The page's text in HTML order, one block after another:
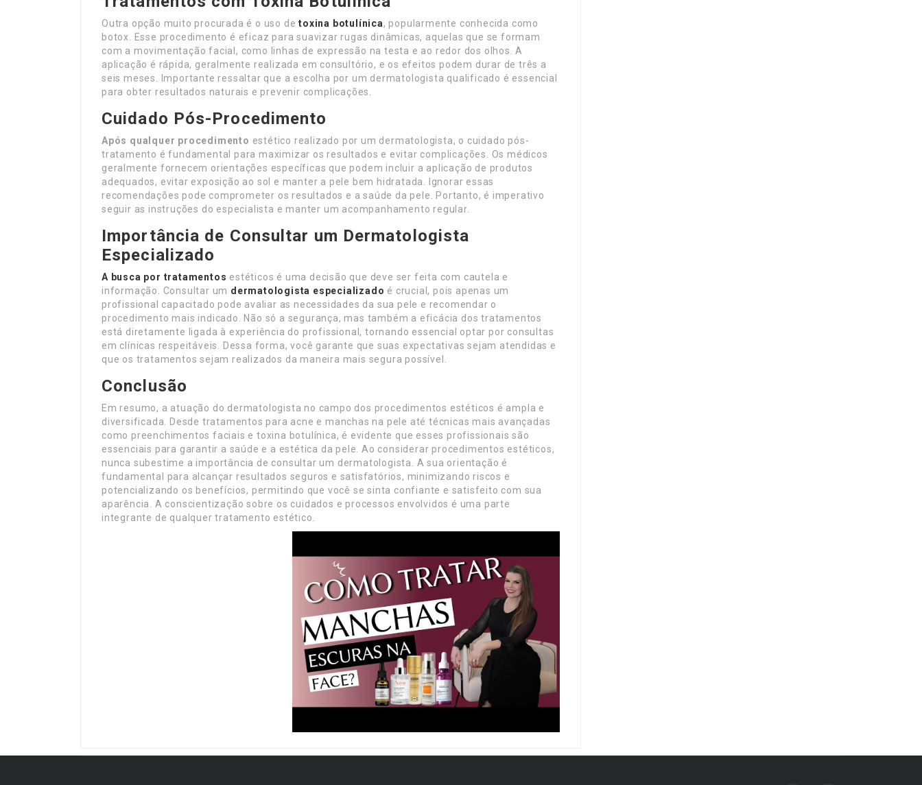
Outra opção muito procurada é o uso detoxina botulínica, popularmente conhecida como
botox. Esse procedimento é eficaz para suavizar rugas dinâmicas, aquelas que se formam
com a movimentação facial, como linhas de expressão na testa e ao redor dos olhos. A
aplicação é rápida, geralmente realizada em consultório, e os efeitos podem durar de três a
seis meses. Importante ressaltar que a escolha por um dermatologista qualificado é essencial
para obter resultados naturais e prevenir complicações.
Cuidado Pós-Procedimento
Após qualquer procedimento estético realizado por um dermatologista, o cuidado pós-
tratamento é fundamental para maximizar os resultados e evitar complicações. Os médicos
geralmente fornecem orientações específicas que podem incluir a aplicação de produtos
adequados, evitar exposição ao sol e manter a pele bem hidratada. Ignorar essas
recomendações pode comprometer os resultados e a saúde da pele. Portanto, é imperativo
seguir as instruções do especialista e manter um acompanhamento regular.
Importância de Consultar um Dermatologista
Especializado
A busca por tratamentos estéticos é uma decisão que deve ser feita com cautela e
informação. Consultar um dermatologista especializado é crucial, pois apenas um
profissional capacitado pode avaliar as necessidades da sua pele e recomendar o
procedimento mais indicado. Não só a segurança, mas também a eficácia dos tratamentos
está diretamente ligada à experiência do profissional, tornando essencial optar por consultas
em clínicas respeitáveis. Dessa forma, você garante que suas expectativas sejam atendidas e
que os tratamentos sejam realizados da maneira mais segura possível.
Conclusão
Em resumo, a atuação do dermatologista no campo dos procedimentos estéticos é ampla e
diversificada. Desde tratamentos para acne e manchas na pele até técnicas mais avançadas
como preenchimentos faciais e toxina botulínica, é evidente que esses profissionais são
essenciais para garantir a saúde e a estética da pele. Ao considerar procedimentos estéticos,
nunca subestime a importância de consultar um dermatologista. A sua orientação é
fundamental para alcançar resultados seguros e satisfatórios, minimizando riscos e
potencializando os benefícios, permitindo que você se sinta confiante e satisfeito com sua
aparência. A conscientização sobre os cuidados e processos envolvidos é uma parte
integrante de qualquer tratamento estético.